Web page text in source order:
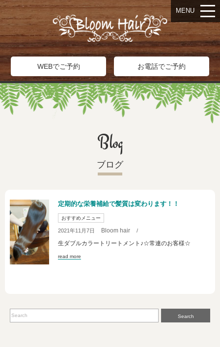
WEBでご予約 お電話でご予約
MENU
Blog
ブログ
定期的な栄養補給で髪質は変わります！！
おすすめメニュー
2021年11月7日 Bloom hair /
生ダブルカラートリートメント♪☆常連のお客様☆
read more
Search